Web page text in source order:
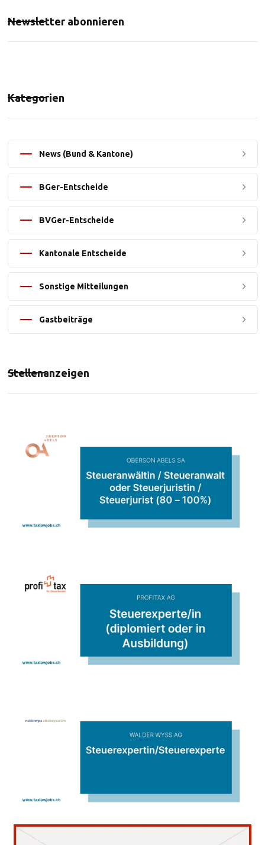
Newsletter abonnieren
Kategorien
News (Bund & Kantone)
BGer-Entscheide
BVGer-Entscheide
Kantonale Entscheide
Sonstige Mitteilungen
Gastbeiträge
Stellenanzeigen